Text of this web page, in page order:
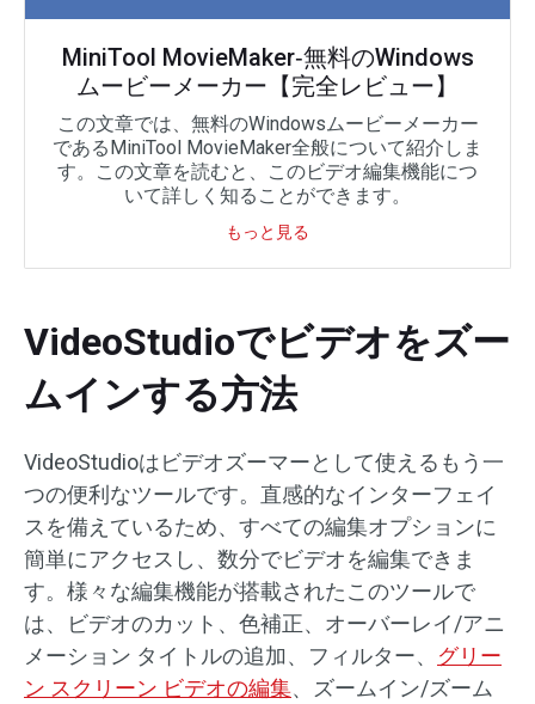
MiniTool MovieMaker‐無料のWindows
ムービーメーカー【完全レビュー】
この文章では、無料のWindowsムービーメーカー
であるMiniTool MovieMaker全般について紹介しま
す。この文章を読むと、このビデオ編集機能につ
いて詳しく知ることができます。
もっと見る
VideoStudioでビデオをズー
ムインする方法
VideoStudioはビデオズーマーとして使えるもう一
つの便利なツールです。直感的なインターフェイ
スを備えているため、すべての編集オプションに
簡単にアクセスし、数分でビデオを編集できま
す。様々な編集機能が搭載されたこのツールで
は、ビデオのカット、色補正、オーバーレイ/アニ
メーション タイトルの追加、フィルター、 グリー
ン スクリーン ビデオの編集、ズームイン/ズーム